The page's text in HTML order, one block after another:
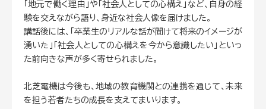
「地元で働く理由」や「社会人としての心構え」など、自身の経
験を交えながら語り、身近な社会人像を届けました。
講話後には、「卒業生のリアルな話が聞けて将来のイメージが
湧いた」「社会人としての心構えを今から意識したい」といっ
た前向きな声が多く寄せられました。
北芝電機は今後も、地域の教育機関との連携を通じて、未来
を担う若者たちの成長を支えてまいります。